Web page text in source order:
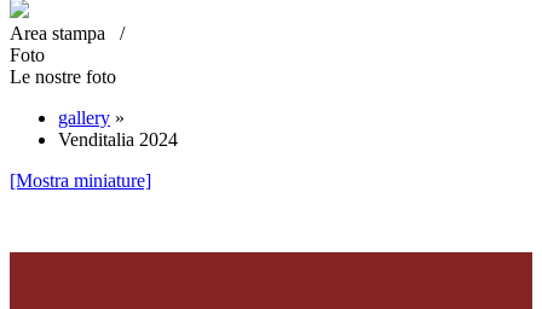
Area stampa /
Foto
Le nostre foto
gallery »
Venditalia 2024
[Mostra miniature]